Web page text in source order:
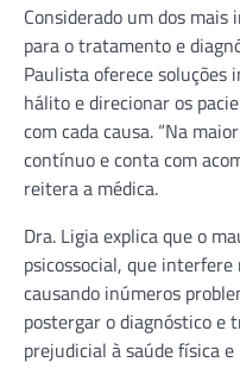
Considerado um dos
para o tratamento e
Paulista oferece
hálito e direcionar os
com cada causa. “Na
contínuo e conta com
reitera a médica.
Dra. Ligia explica que o
psicossocial, que
causando inúmeros
postergar o diagnóstico e
prejudicial à saúde física